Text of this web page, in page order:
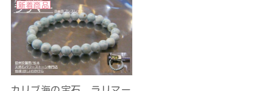
新着商品